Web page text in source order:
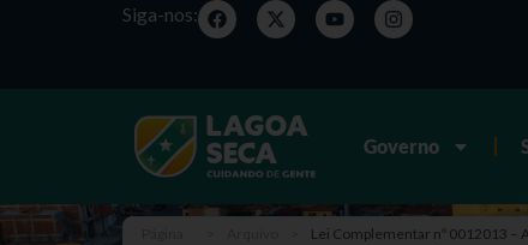
Siga-nos:
Governo
Lei Complementar nº 0012013 –